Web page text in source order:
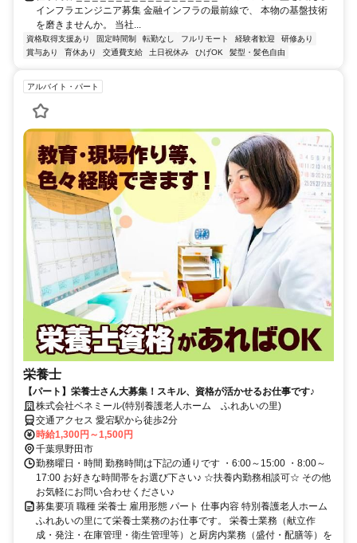
インフラエンジニア募集 金融インフラの最前線で、 本物の基盤技術
を磨きませんか。 当社...
資格取得支援あり 固定時間制 転勤なし フルリモート 経験者歓迎
研修あり
賞与あり
育休あり 交通費支給 土日祝休み ひげOK 髪型・髪色自由
アルバイト・パート
栄養士
【パート】栄養士さん大募集！スキル、資格が活かせるお仕事です♪
株式会社ベネミール(特別養護老人ホーム ふれあいの里)
交通アクセス 愛宕駅から徒歩2分
時給1,300円～1,500円
千葉県野田市
勤務曜日・時間 勤務時間は下記の通りです ・6:00～15:00 ・8:00～
17:00 お好きな時間帯をお選び下さい♪ ☆扶養内勤務相談可☆ その他
お気軽にお問い合わせください♪
募集要項 職種 栄養士 雇用形態 パート 仕事内容 特別養護老人ホーム
ふれあいの里にて栄養士業務のお仕事です。 栄養士業務（献立作
成・発注・在庫管理・衛生管理等）と厨房内業務（盛付・配膳等）を